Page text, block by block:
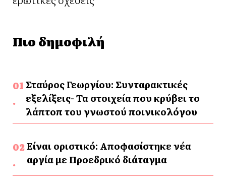
Πιο δημοφιλή
Σταύρος Γεωργίου: Συνταρακτικές
εξελίξεις- Τα στοιχεία που κρύβει το
λάπτοπ του γνωστού ποινικολόγου
Είναι οριστικό: Αποφασίστηκε νέα
αργία με Προεδρικό διάταγμα